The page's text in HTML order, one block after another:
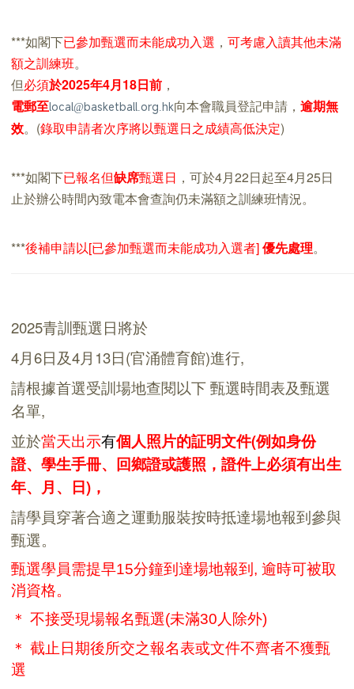
***如閣下已參加甄選而未能成功入選 ，可考慮入讀其他未滿
額之訓練班。
但必須於2025年4月18日前 ，
電郵至local@basketball.org.hk向本會職員登記申請，逾期無
效。(錄取申請者次序將以甄選日之成績高低決定)
***如閣下已報名但缺席甄選日 ，可於4月22日起至4月25日
止於辦公時間內致電本會查詢仍未滿額之訓練班情況。
***後補申請以[已參加甄選而未能成功入選者]優先處理。
2025青訓甄選日將於
4月6日及4月13日(官涌體育館)進行,
請根據首選受訓場地查閱以下甄選時間表及甄選
名單,
並於當天出示有個人照片的証明文件(例如身份
證、學生手冊、回鄉證或護照，證件上必須有出生
年、月、日)，
請學員穿著合適之運動服裝按時抵達場地報到參與
甄選。
甄選學員需提早15分鐘到達場地報到 ,逾時可被取
消資格。
＊不接受現場報名甄選(未滿30人除外)
＊ 截止日期後所交之報名表或文件不齊者不獲甄
選